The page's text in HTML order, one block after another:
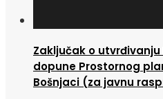
Zaključak o
dopune Prostornog
Bošnjaci (za javnu